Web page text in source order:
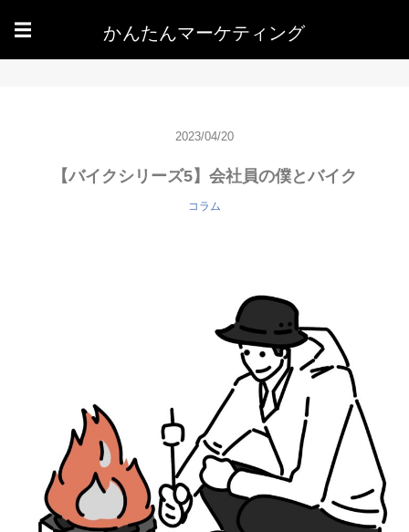
☰ かんたんマーケティング
2023/04/20
【バイクシリーズ5】会社員の僕とバイク
コラム